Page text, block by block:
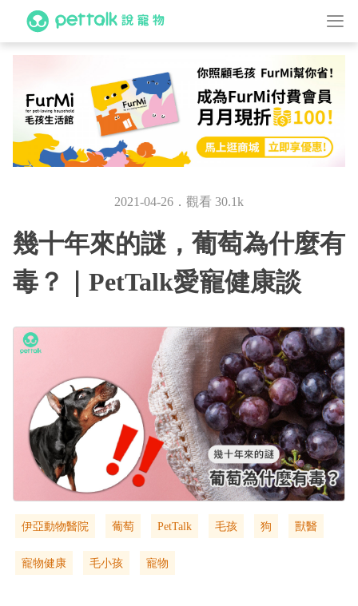
2021-04-26．觀看 30.1k
幾十年來的謎，葡萄為什麼有
毒？｜PetTalk愛寵健康談
伊亞動物醫院 葡萄 PetTalk 毛孩 狗 獸醫
寵物健康 毛小孩 寵物